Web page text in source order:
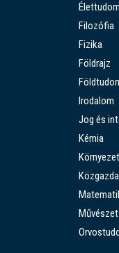
Filozófia
Fizika
Földrajz
Irodalom
Jog és
Kémia
Környezet
Művészet